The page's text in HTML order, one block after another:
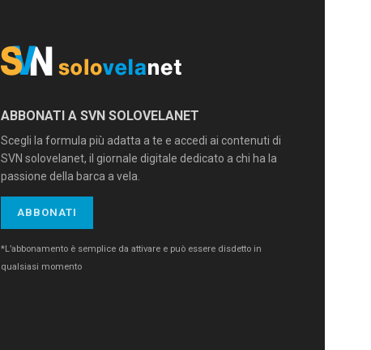
ABBONATI A SVN SOLOVELANET
Scegli la formula più adatta a te e accedi ai contenuti di
SVN solovelanet, il giornale digitale dedicato a chi ha la
passione della barca a vela.
ABBONATI
*L’abbonamento è semplice da attivare e può essere disdetto in
qualsiasi momento